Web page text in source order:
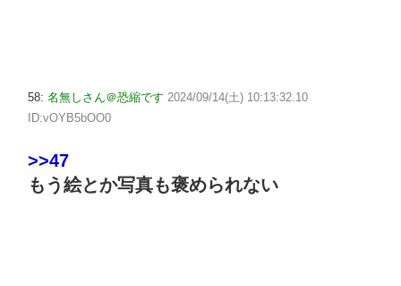
58: 名無しさん＠恐縮です 2024/09/14(土) 10:13:32.10
ID:vOYB5bOO0
>>47
もう絵とか写真も褒められない